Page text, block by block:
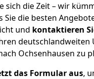
sich die Zeit – wir
Sie die besten
und kontaktieren
deutschlandweiten
Ochsenhausen zu
das Formular aus,